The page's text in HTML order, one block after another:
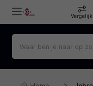
Vergelijk